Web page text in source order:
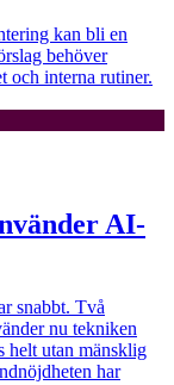
kan bli en
behöver
och interna rutiner.
AI-
snabbt. Två
nu tekniken
helt utan mänsklig
har